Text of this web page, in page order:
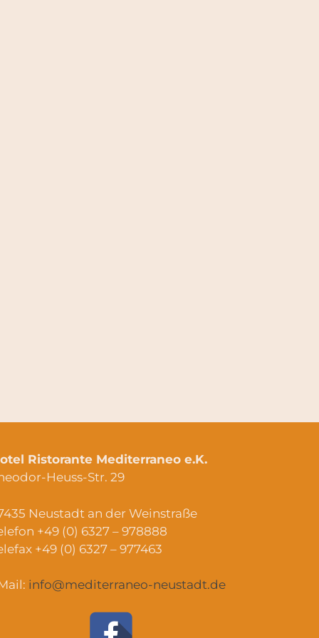
Ristorante Mediterraneo e.K.
Heuss-Str. 29
Neustadt an der Weinstraße
+49 (0) 6327 – 978888
+49 (0) 6327 – 977463
info@mediterraneo-neustadt.de